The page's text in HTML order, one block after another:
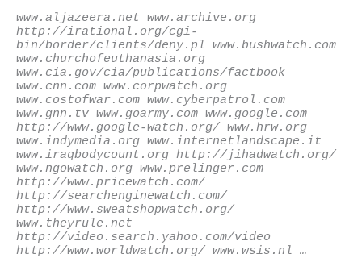
www.aljazeera.net www.archive.org
http://irational.org/cgi-
bin/border/clients/deny.pl www.bushwatch.com
www.churchofeuthanasia.org
www.cia.gov/cia/publications/factbook
www.cnn.com www.corpwatch.org
www.costofwar.com www.cyberpatrol.com
www.gnn.tv www.goarmy.com www.google.com
http://www.google-watch.org/ www.hrw.org
www.indymedia.org www.internetlandscape.it
www.iraqbodycount.org http://jihadwatch.org/
www.ngowatch.org www.prelinger.com
http://www.pricewatch.com/
http://searchenginewatch.com/
http://www.sweatshopwatch.org/
www.theyrule.net
http://video.search.yahoo.com/video
http://www.worldwatch.org/ www.wsis.nl …